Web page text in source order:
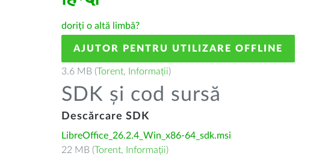
doriți o altă limbă?
AJUTOR PENTRU UTILIZARE OFFLINE
3.6 MB (Torent, Informații)
SDK și cod sursă
Descărcare SDK
LibreOffice_26.2.4_Win_x86-64_sdk.msi
22 MB (Torent, Informații)